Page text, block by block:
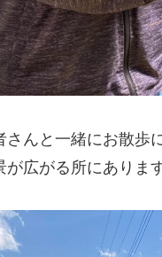
さんと一緒にお散歩
広がる所にあります